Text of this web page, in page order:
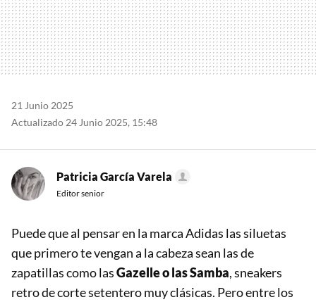
21 Junio 2025
Actualizado 24 Junio 2025, 15:48
Patricia García Varela
Editor senior
Puede que al pensar en la marca Adidas las siluetas
que primero te vengan a la cabeza sean las de
zapatillas como lasGazelle o las Samba, sneakers
retro de corte setentero muy clásicas. Pero entre los